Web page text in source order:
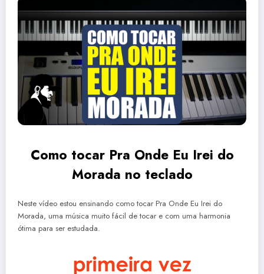
Como tocar Pra Onde Eu Irei do
Morada no teclado
Neste vídeo estou ensinando como tocar Pra Onde Eu Irei do
Morada, uma música muito fácil de tocar e com uma harmonia
ótima para ser estudada.